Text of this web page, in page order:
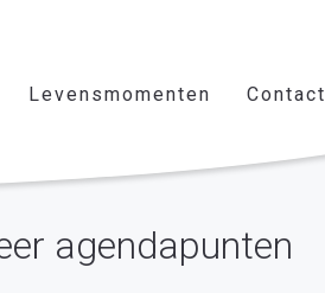
Levensmomenten Contact
agendapunten